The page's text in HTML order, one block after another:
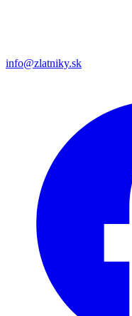
info@zlatniky.sk